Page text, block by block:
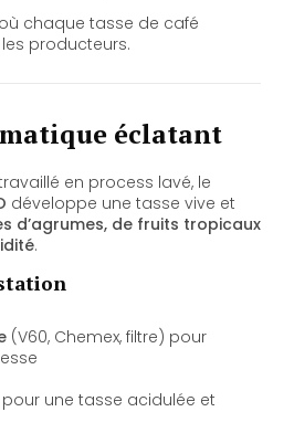
chaque tasse de café
producteurs.
éclatant
en process lavé, le
développe une tasse vive et
d’agrumes, de fruits tropicaux
.
(V60, Chemex, filtre) pour
pour une tasse acidulée et